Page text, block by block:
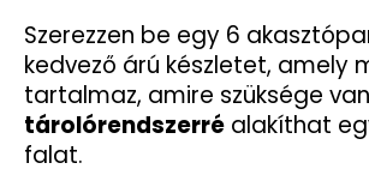
csillag.
Szerezzen be egy 6
kedvező árú készletet, amely
tartalmaz, amire szüksége
tárolórendszerré alakíthat
falat.
KIT
200
ORIGINAL
SZÜRKE
202
989
Ft